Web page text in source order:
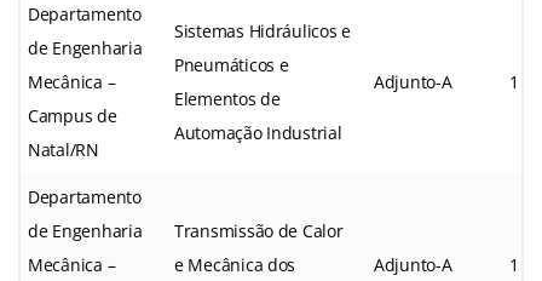
Departamento
de Engenharia
Mecânica –
Campus de
Natal/RN
Sistemas Hidráulicos e
Pneumáticos e
Elementos de
Automação Industrial
Adjunto-A 1
Departamento
de Engenharia
Mecânica –
Transmissão de Calor
e Mecânica dos
Adjunto-A 1